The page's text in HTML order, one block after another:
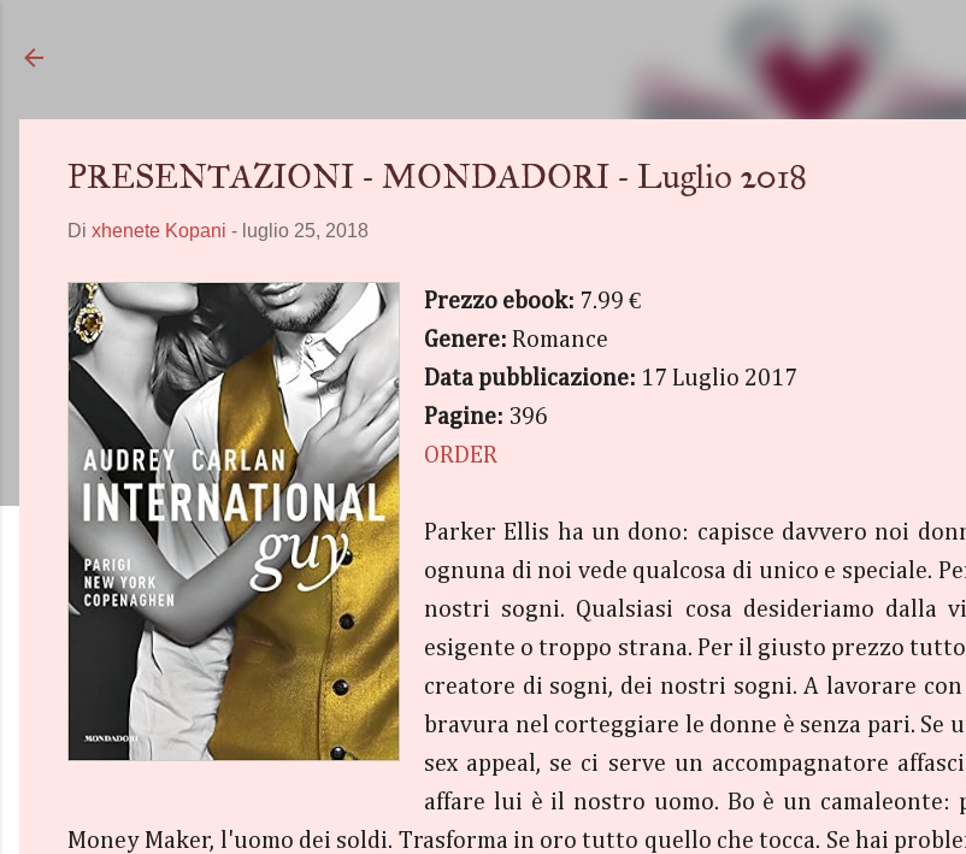
PRESENTAZIONI - MONDADORI - Luglio 2018
Di xhenete Kopani - luglio 25, 2018
Prezzo ebook: 7.99 €
Genere: Romance
Data pubblicazione: 17 Luglio 2017
Pagine: 396
ORDER
Parker Ellis ha un dono: capisce davvero noi
ognuna di noi vede qualcosa di unico e speciale.
nostri sogni. Qualsiasi cosa desideriamo
esigente o troppo strana. Per il giusto prezzo
creatore di sogni, dei nostri sogni. A lavorare
bravura nel corteggiare le donne è senza pari.
sex appeal, se ci serve un accompagnatore
affare lui è il nostro uomo. Bo è un camaleonte:
Money Maker, l'uomo dei soldi. Trasforma in oro tutto quello che tocca. Se hai